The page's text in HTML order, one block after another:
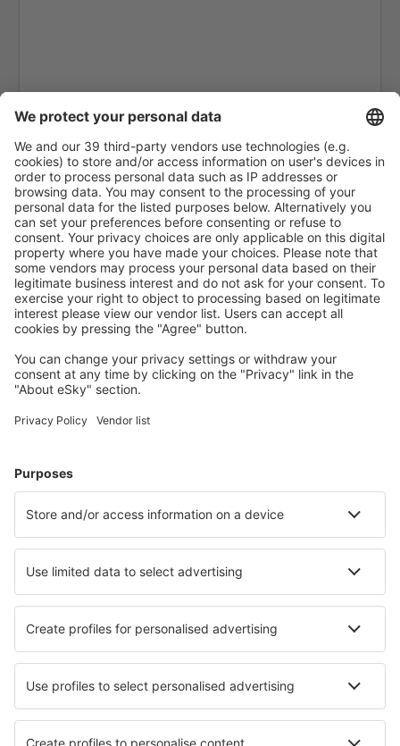
Biak Frans Kaisepo (BIK)
Larantuka Gewayantana (LKA)
Kotabaru Gusti Syamsir Alam Airport (KBU)
Ende Hasan Aroeboesman (ENE)
Tanjung Pandan H.A.S. Hanandjoeddin (TJQ)
Jacarta
Kendari Haluoleo (KDI)
Batam Hang Nadim (BTH)
Bandung Husein Sastranegara (BDO)
Gorontalo Jalaluddin (GTO)
Surabaya Juanda (SUB)
Tarakan Juwata (TRK)
Kaimana Airport (KNG)
Tanjung Redeb Kalimarau Airport (BEJ)
Majalengka Kertajati International Airport (KJT)